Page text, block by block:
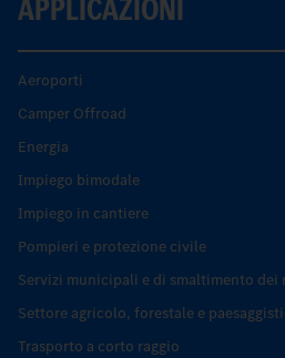
Aeroporti
Camper Offroad
Energia
Impiego bimodale
Impiego in cantiere
Pompieri e protezione civile
Servizi municipali e di smaltimento
Settore agricolo, forestale e
Trasporto a corto raggio